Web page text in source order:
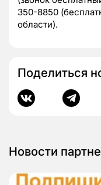
350-8850
области).
Поделиться
Новости